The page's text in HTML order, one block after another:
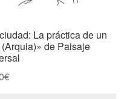
La práctica de un
de Paisaje
€